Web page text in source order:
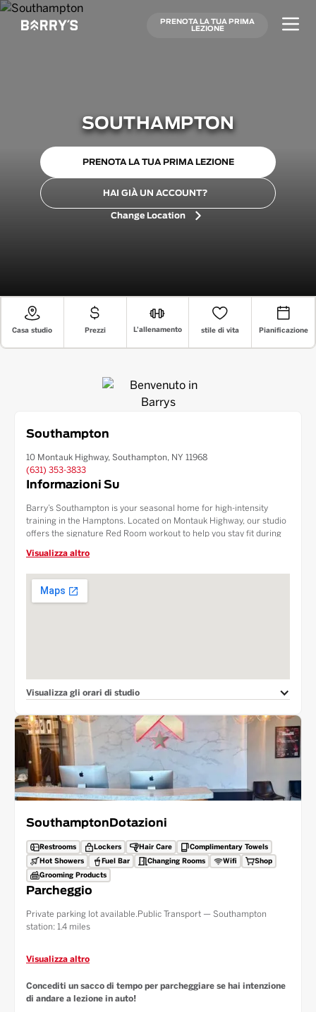
PRENOTA LA TUA PRIMA
LEZIONE
SOUTHAMPTON
PRENOTA LA TUA PRIMA LEZIONE
HAI GIÀ UN ACCOUNT?
Change Location
Casa studio Prezzi L'allenamento stile di vita Pianificazione
Southampton
10 Montauk Highway, Southampton, NY 11968
(631) 353-3833
Informazioni Su
Barry’s Southampton is your seasonal home for high-intensity
training in the Hamptons. Located on Montauk Highway, our studio
offers the signature Red Room workout to help you stay fit during
community atmosphere, we cater to the Southampton, Water Mill,
and Sag Harbor areas. Experience the perfect blend of cardio and
strength training.
Visualizza altro
Visualizza gli orari di studio
Southampton Dotazioni
Restrooms Lockers Hair Care
Complimentary Towels
Hot Showers
Fuel Bar Changing Rooms Wifi
Shop
Grooming Products
Parcheggio
Private parking lot available.Public Transport — Southampton
station: 1.4 miles
Visualizza altro
Concediti un sacco di tempo per parcheggiare se hai intenzione
di andare a lezione in auto!